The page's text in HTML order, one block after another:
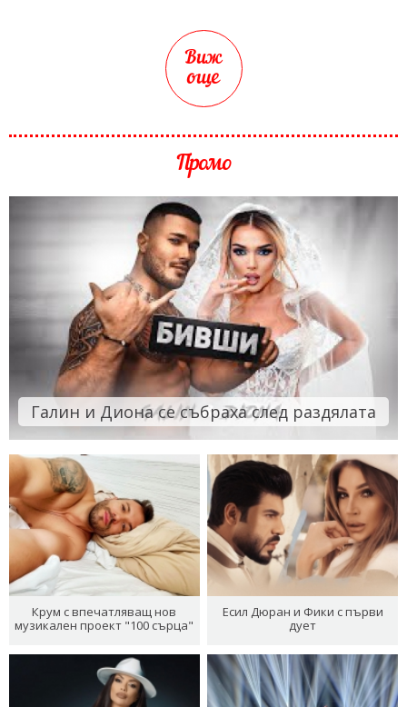
Виж
още
Промо
Галин и Диона се събраха след раздялата
Крум с впечатляващ нов
музикален проект "100 сърца"
Есил Дюран и Фики с първи
дует